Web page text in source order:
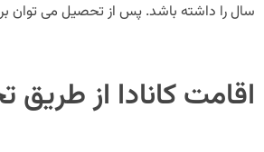
سال را داشته باشد. پس از تحصیل می توان
اقامت کانادا از